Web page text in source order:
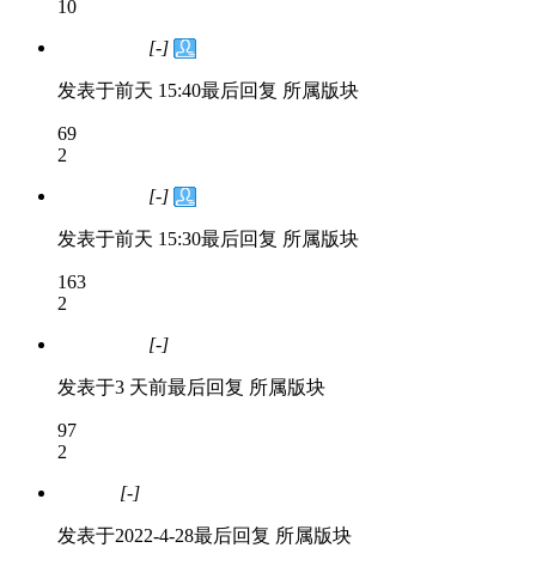
10
[-]
发表于前天 15:40最后回复 所属版块
69
2
[-]
发表于前天 15:30最后回复 所属版块
163
2
[-]
发表于3 天前最后回复 所属版块
97
2
[-]
发表于2022-4-28最后回复 所属版块